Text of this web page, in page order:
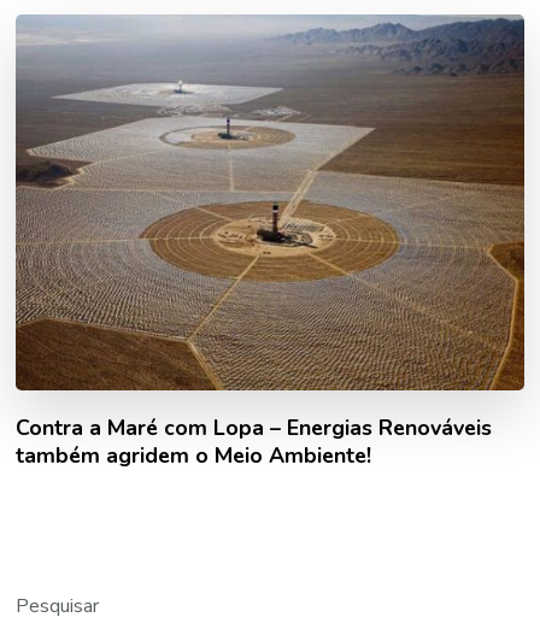
Contra a Maré com Lopa – Energias Renováveis
também agridem o Meio Ambiente!
Pesquisar